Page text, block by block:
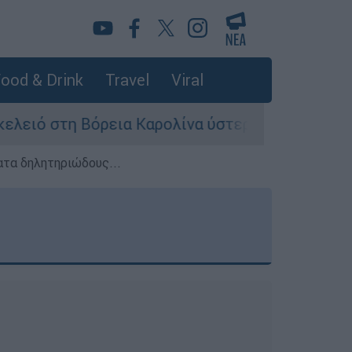
& Drink Travel Viral
Βόρεια Καρολίνα ύστερα από
δηλητηριώδους...